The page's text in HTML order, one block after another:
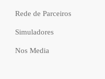
Rede de Parceiros
Simuladores
Nos Media